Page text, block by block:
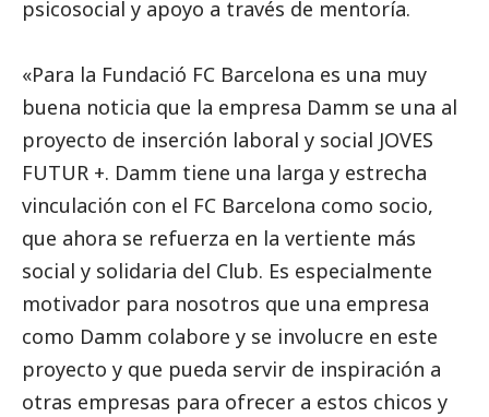
psicosocial y apoyo a través de mentoría.
«Para la Fundació FC Barcelona es una muy
buena noticia que la empresa Damm se una al
proyecto de inserción laboral y social JOVES
FUTUR +. Damm tiene una larga y estrecha
vinculación con el FC Barcelona como socio,
que ahora se refuerza en la vertiente más
social y solidaria del Club. Es especialmente
motivador para nosotros que una empresa
como Damm colabore y se involucre en este
proyecto y que pueda servir de inspiración a
otras empresas para ofrecer a estos chicos y